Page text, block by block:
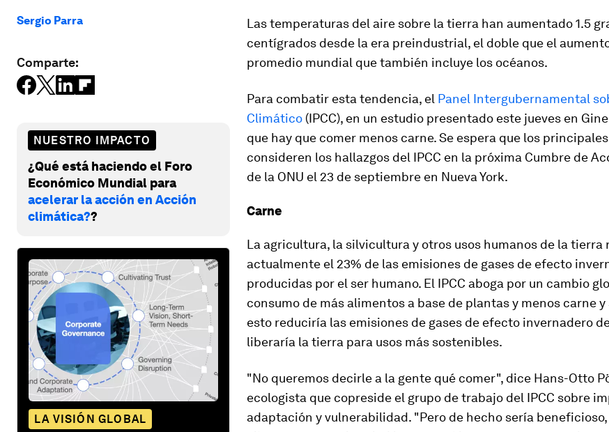
Sergio Parra
Comparte:
NUESTRO IMPACTO
¿Qué está haciendo el Foro
Económico Mundial para
acelerar la acción en Acción
climática??
LA VISIÓN GLOBAL
Las temperaturas del aire sobre la tierra han aumentado 1.5
centígrados desde la era preindustrial, el doble que el
promedio mundial que también incluye los océanos.
Para combatir esta tendencia, el Panel Intergubernamental
Climático (IPCC), en un estudio presentado este jueves en
que hay que comer menos carne. Se espera que los
consideren los hallazgos del IPCC en la próxima Cumbre de
de la ONU el 23 de septiembre en Nueva York.
Carne
La agricultura, la silvicultura y otros usos humanos de la tierra
actualmente el 23% de las emisiones de gases de efecto
producidas por el ser humano. El IPCC aboga por un cambio
consumo de más alimentos a base de plantas y menos carne y
esto reduciría las emisiones de gases de efecto invernadero
liberaría la tierra para usos más sostenibles.
"No queremos decirle a la gente qué comer", dice Hans-Otto
ecologista que copreside el grupo de trabajo del IPCC sobre
adaptación y vulnerabilidad. "Pero de hecho sería